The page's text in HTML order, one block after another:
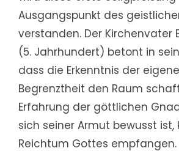
Ausgangspunkt des
verstanden. Der Kirchenvater
(5. Jahrhundert) betont in
dass die Erkenntnis der
Begrenztheit den Raum
Erfahrung der göttlichen
sich seiner Armut bewusst ist,
Reichtum Gottes empfangen.